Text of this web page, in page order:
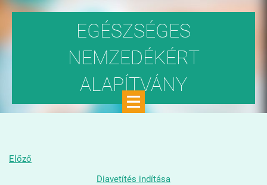
EGÉSZSÉGES
NEMZEDÉKÉRT
ALAPÍTVÁNY
Előző
Diavetítés indítása